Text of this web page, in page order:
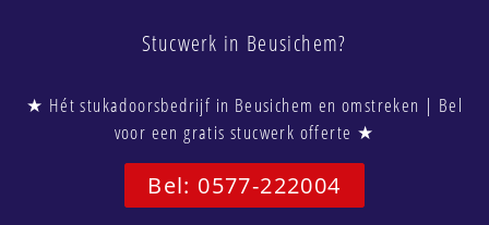
Stucwerk in Beusichem?
★ Hét stukadoorsbedrijf in Beusichem en omstreken | Bel
voor een gratis stucwerk offerte ★
Bel: 0577-222004